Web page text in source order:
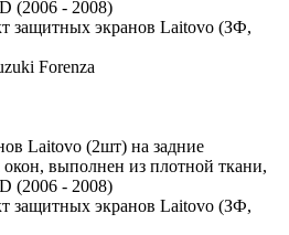
(2006 - 2008)
защитных экранов Laitovo (ЗФ,
Laitovo (2шт) на задние
выполнен из плотной ткани,
(2006 - 2008)
защитных экранов Laitovo (ЗФ,